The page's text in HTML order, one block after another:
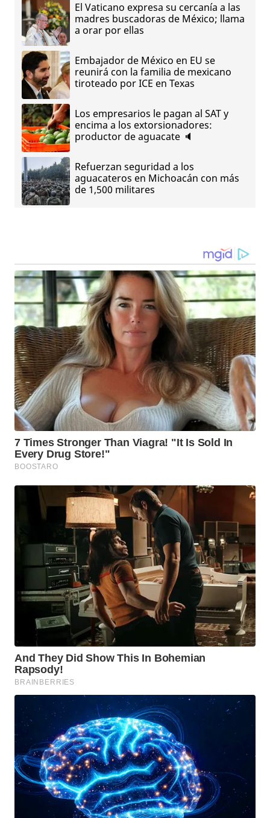
El Vaticano expresa su cercanía a las
madres buscadoras de México; llama
a orar por ellas
Embajador de México en EU se
reunirá con la familia de mexicano
tiroteado por ICE en Texas
Los empresarios le pagan al SAT y
encima a los extorsionadores:
productor de aguacate 🔈
Refuerzan seguridad a los
aguacateros en Michoacán con más
de 1,500 militares